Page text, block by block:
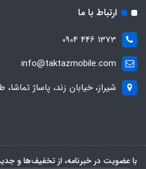
ارتباط با ما
1373 446 0904
info@taktazmobile.com
شیراز، خیابان زند، پاساژ تماشا، طبقه 3،
با عضویت در خبرنامه، از تخفیف‌ها و